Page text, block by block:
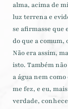
alma, acima de
luz terrena e
se afirmasse que
do que a comum,
Não era assim,
isto. Também
a água nem
me fez, e eu,
verdade,